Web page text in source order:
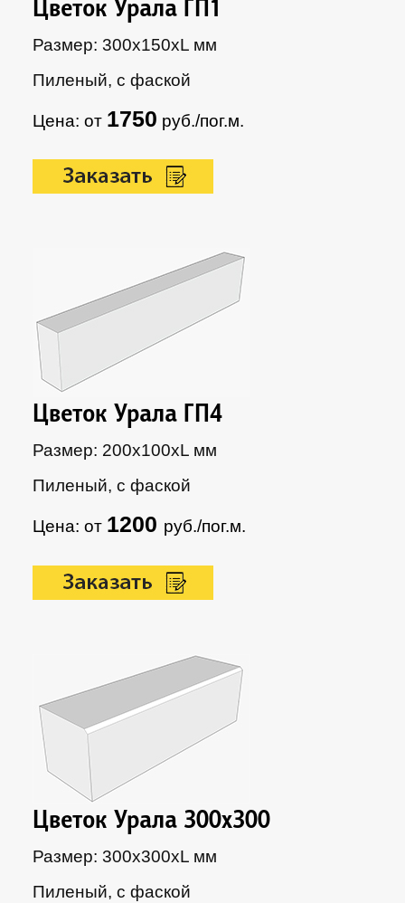
Размер: 300х150xL мм
Пиленый, с фаской
Цена: от 1750 руб./пог.м.
Цветок Урала ГП4
Размер: 200х100xL мм
Пиленый, с фаской
Цена: от 1200 руб./пог.м.
Цветок Урала 300х300
Размер: 300х300xL мм
Пиленый, с фаской